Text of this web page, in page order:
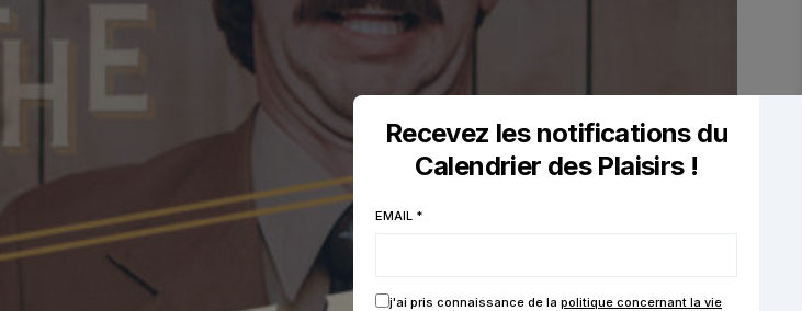
Recevez les notifications du
Calendrier des Plaisirs !
EMAIL *
j'ai pris connaissance de la politique concernant la vie